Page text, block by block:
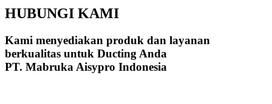
HUBUNGI KAMI
Kami menyediakan produk dan layanan
berkualitas untuk Ducting Anda
PT. Mabruka Aisypro Indonesia